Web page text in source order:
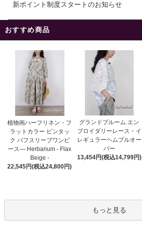
新ポイント制度スタートのお知らせ
おすすめ商品
植物画ハーフリネン・フ
ラットカラー ピンタッ
ク パフスリーブワンピ
ース― Herbarium - Flax
Beige -
22,545円(税込24,800円)
グランドブルーム エン
ブロイダリーレース・イ
レギュラーヘムプルオー
バー
13,454円(税込14,799円)
もっと見る